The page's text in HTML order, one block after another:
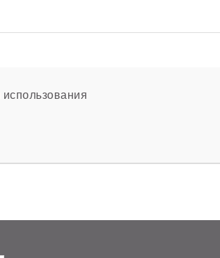
использования